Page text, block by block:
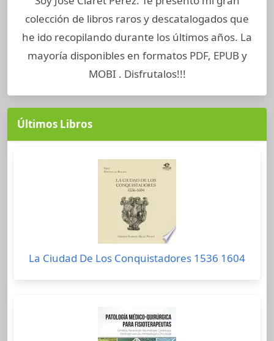
colección de libros raros y descatalogados que
he ido recopilando durante los últimos años. La
mayoría disponibles en formatos PDF, EPUB y
MOBI . Disfrutalos!!!
Últimos Libros
La Ciudad De Los Conquistadores 1536 1604